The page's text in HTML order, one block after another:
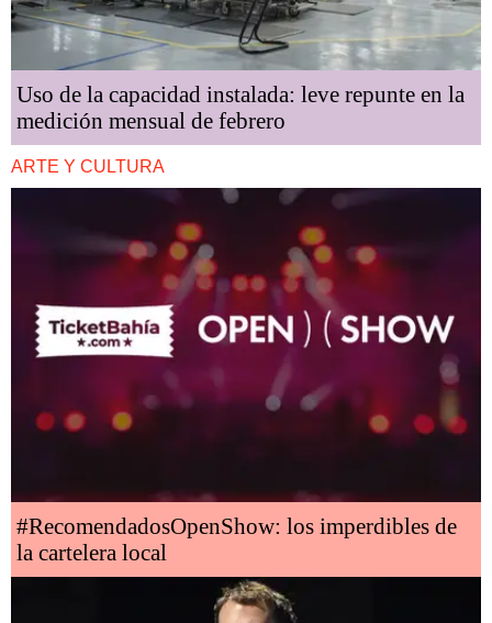
Uso de la capacidad instalada: leve repunte en la
medición mensual de febrero
ARTE Y CULTURA
#RecomendadosOpenShow: los imperdibles de
la cartelera local